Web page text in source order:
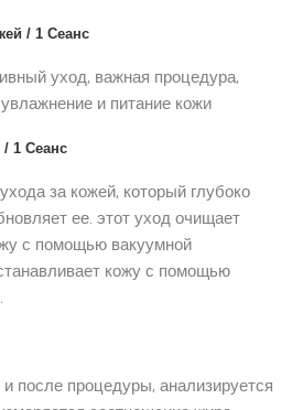
/ 1 Сеанс
уход, важная процедура,
и питание кожи
1 Сеанс
за кожей, который глубоко
ее. этот уход очищает
с помощью вакуумной
кожу с помощью
после процедуры, анализируется